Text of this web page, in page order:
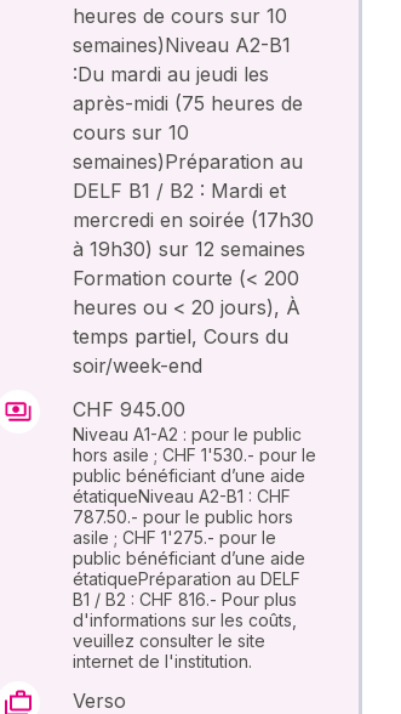
heures de cours sur 10
semaines)Niveau A2-B1
:Du mardi au jeudi les
après-midi (75 heures de
cours sur 10
semaines)Préparation au
DELF B1 / B2 : Mardi et
mercredi en soirée (17h30
à 19h30) sur 12 semaines
Formation courte (< 200
heures ou < 20 jours), À
temps partiel, Cours du
soir/week-end
CHF 945.00
Niveau A1-A2 : pour le public
hors asile ; CHF 1'530.- pour le
public bénéficiant d’une aide
étatiqueNiveau A2-B1 : CHF
787.50.- pour le public hors
asile ; CHF 1'275.- pour le
public bénéficiant d’une aide
étatiquePréparation au DELF
B1 / B2 : CHF 816.- Pour plus
d'informations sur les coûts,
veuillez consulter le site
internet de l'institution.
Verso